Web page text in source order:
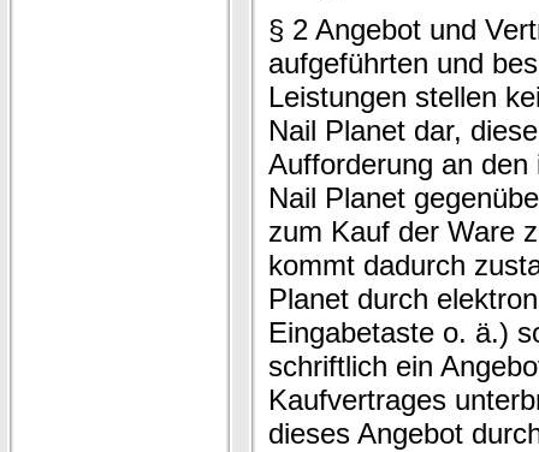
§ 2 Angebot und
aufgeführten und
Leistungen stellen
Nail Planet dar,
Aufforderung an
Nail Planet
zum Kauf der Ware
kommt dadurch
Planet durch
Eingabetaste o. ä.)
schriftlich ein
Kaufvertrages
dieses Angebot